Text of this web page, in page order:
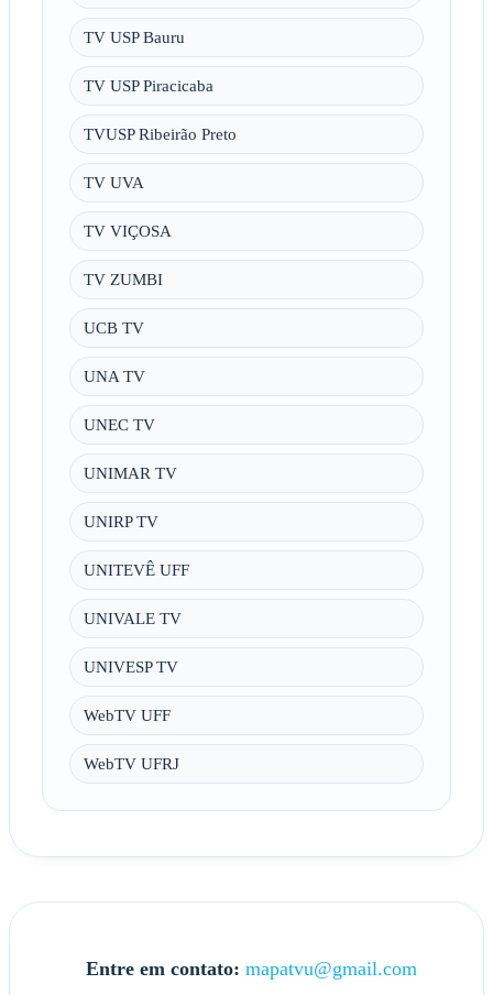
TV USP Bauru
TV USP Piracicaba
TVUSP Ribeirão Preto
TV UVA
TV VIÇOSA
TV ZUMBI
UCB TV
UNA TV
UNEC TV
UNIMAR TV
UNIRP TV
UNITEVÊ UFF
UNIVALE TV
UNIVESP TV
WebTV UFF
WebTV UFRJ
Entre em contato: mapatvu@gmail.com